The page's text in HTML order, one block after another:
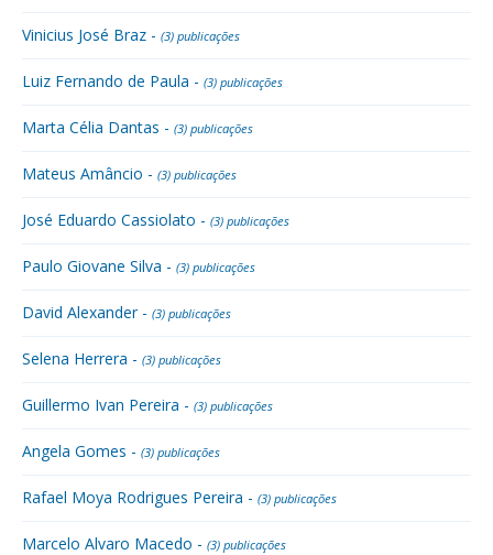
Vinicius José Braz - (3) publicações
Luiz Fernando de Paula - (3) publicações
Marta Célia Dantas - (3) publicações
Mateus Amâncio - (3) publicações
José Eduardo Cassiolato - (3) publicações
Paulo Giovane Silva - (3) publicações
David Alexander - (3) publicações
Selena Herrera - (3) publicações
Guillermo Ivan Pereira - (3) publicações
Angela Gomes - (3) publicações
Rafael Moya Rodrigues Pereira - (3) publicações
Marcelo Alvaro Macedo - (3) publicações